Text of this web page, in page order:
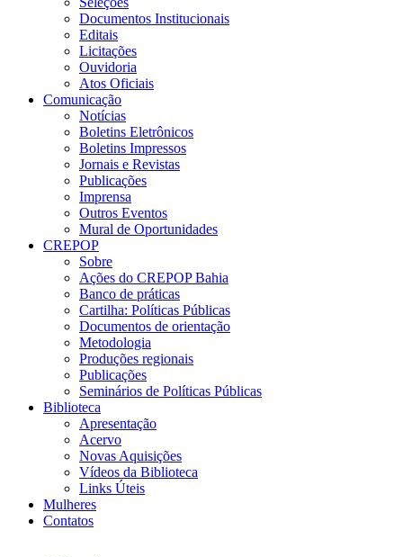
Documentos Institucionais
Editais
Licitações
Ouvidoria
Atos Oficiais
Comunicação
Notícias
Boletins Eletrônicos
Boletins Impressos
Jornais e Revistas
Publicações
Imprensa
Outros Eventos
Mural de Oportunidades
CREPOP
Sobre
Ações do CREPOP Bahia
Banco de práticas
Cartilha: Políticas Públicas
Documentos de orientação
Metodologia
Produções regionais
Publicações
Seminários de Políticas Públicas
Biblioteca
Apresentação
Acervo
Novas Aquisições
Vídeos da Biblioteca
Links Úteis
Mulheres
Contatos